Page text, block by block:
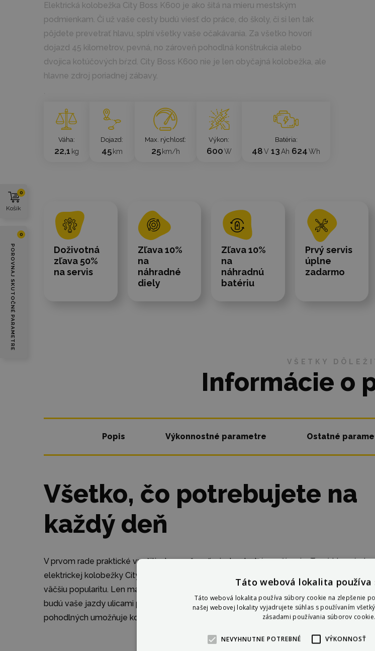
Elektrická kolobežka City Boss K600 je ako šitá na mieru mestským
podmienkam. Či už vaše cesty budú viesť do práce, do školy, či si len tak
pôjdete prevetrať hlavu, splní všetky vaše očakávania. Za všetko hovorí
dojazd 45 kilometrov, pevná, no zároveň pohodlná konštrukcia alebo
dvojica kotúčových bŕzd. City Boss K600 nie je len obyčajná kolobežka, ale
hlavne zdroj poriadnej zábavy.
`
Váha
22,1 kg
Dojazd
45 km
Max. rýchlosť
25 km/h
Výkon
600W
Batéria
48V 13Ah 624Wh
Doživotná
zľava 50%
na servis
Zľava 10%
na
náhradné
diely
Zľava 10%
na
náhradnú
batériu
Prvý servis
úplne
zadarmo
VŠETKY
Informácie o
Popis Výkonnostné parametre Ostatné
Všetko, čo potrebujete na
každý deň
V prvom rade praktické využitie, bezpečnosť a jednoduché používanie. To sú hlavné
elektrickej kolobežky City Boss K600, ktorá si medzi každodennými jazdcami nachádza
väčšiu popularitu. Len máloktorá kolobežka z tejto kategórie ponúka tak veľa “muziky”,
budú vaše jazdy ulicami plné zábavy, no najmä pohodlia a bezpečnosti. Pre veľmi
pohodlných umožňuje kolobežka pridanie sedadla.
Košík
0
POROVNAJ SKUTOČNÉ PARAMETRE
0
Táto webová lokalita používa
Táto webová lokalita používa súbory cookie na zlepšenie
našej webovej lokality vyjadrujete súhlas s používaním
zásadami používania súborov cookie.
NEVYHNUTNE POTREBNÉ VÝKONNOSŤ